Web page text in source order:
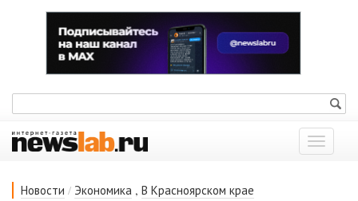
Показать
меню
Новости / Экономика , В Красноярском крае